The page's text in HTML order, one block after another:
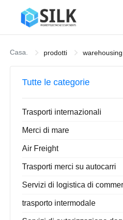
Casa. prodotti
Tutte le categorie
Trasporti internazionali
Merci di mare
Air Freight
Trasporti merci su autocarri
trasporto intermodale